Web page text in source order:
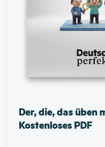
Der, die, das üben
Kostenloses PDF